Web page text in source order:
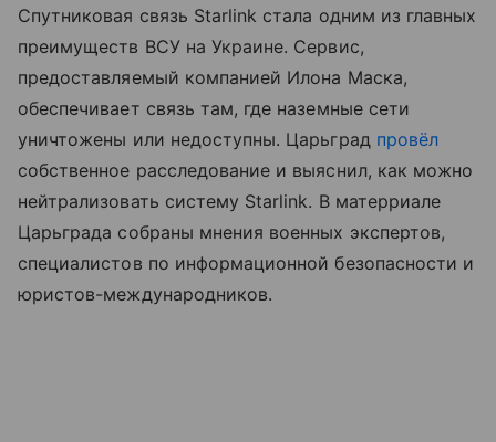
Спутниковая связь Starlink стала одним из главных
преимуществ ВСУ на Украине. Сервис,
предоставляемый компанией Илона Маска,
обеспечивает связь там, где наземные сети
уничтожены или недоступны. Царьград провёл
собственное расследование и выяснил, как можно
нейтрализовать систему Starlink. В матерриале
Царьграда собраны мнения военных экспертов,
специалистов по информационной безопасности и
юристов-международников.